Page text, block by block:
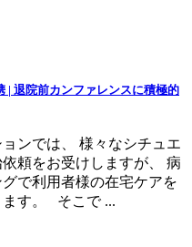
| 退院前カンファレンスに積極的
ンでは、 様々なシチュエ
頼をお受けしますが、 病
で利用者様の在宅ケアを
ます。 そこで ...